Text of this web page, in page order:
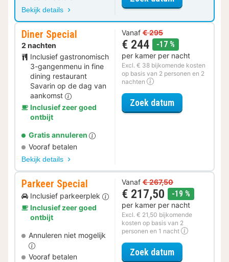
Bekijk details
Diner Special
2 nachten
Inclusief gastronomisch
3-gangenmenu in fine
dining restaurant
Savarin op de dag van
aankomst
Inclusief zeer goed
ontbijt
Gratis annuleren
Vooraf betalen
Bekijk details
Vanaf € 295
€ 244 -17 %
per kamer per nacht
Excl. € 38 bijkomende kosten
op basis van 2 personen en 2
nachten
Zoek datumvoor Diner
Parkeer Special
Inclusief parkeerplek
Inclusief zeer goed
ontbijt
Annuleren niet mogelijk
Vooraf betalen
Vanaf € 267,50
€ 217,50 -19 %
per kamer per nacht
Excl. € 21,50 bijkomende
kosten op basis van 2
personen en 1 nacht
Zoek datumvoor Parkeer